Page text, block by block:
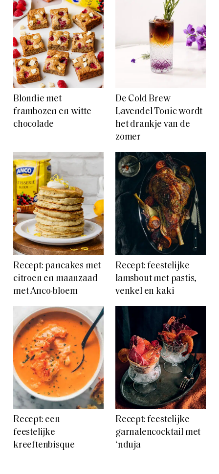
Blondie met
frambozen en witte
chocolade
De Cold Brew
Lavendel Tonic wordt
het drankje van de
zomer
Recept: pancakes met
citroen en maanzaad
met Anco-bloem
Recept: feestelijke
lamsbout met pastis,
venkel en kaki
Recept: een
feestelijke
kreeftenbisque
Recept: feestelijke
garnalencocktail met
‘nduja